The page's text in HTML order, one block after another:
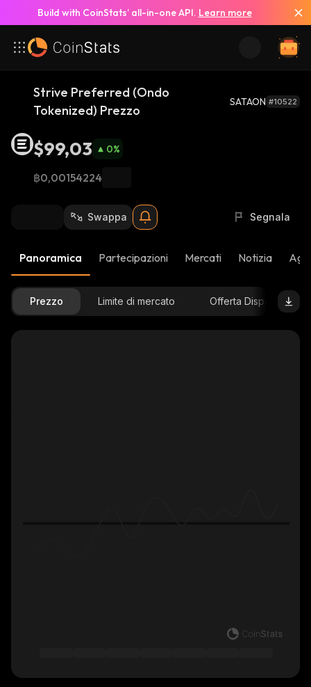
Build with CoinStats’ all-in-one API. Learn more
Strive Preferred (Ondo
Tokenized) Prezzo
SATAON #10522
$99,03 0%
฿0,00154224
Swappa Segnala
Panoramica Partecipazioni Mercati Notizia
Prezzo Limite di mercato Offerta Disponibile